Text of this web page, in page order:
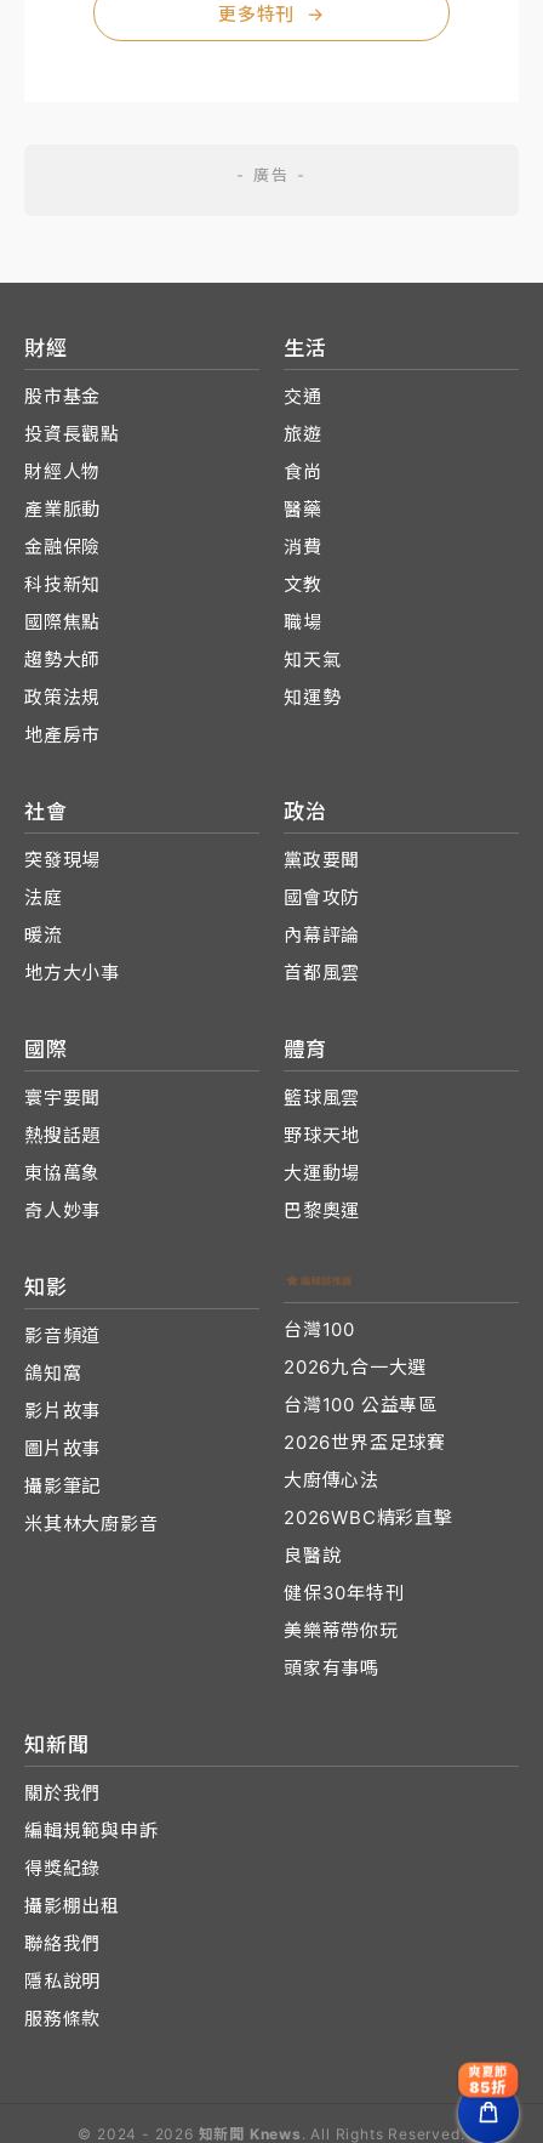
更多特刊 →
財經
股市基金
投資長觀點
財經人物
產業脈動
金融保險
科技新知
國際焦點
趨勢大師
政策法規
地產房市
生活
交通
旅遊
食尚
醫藥
消費
文教
職場
知天氣
知運勢
社會
突發現場
法庭
暖流
地方大小事
政治
黨政要聞
國會攻防
內幕評論
首都風雲
國際
寰宇要聞
熱搜話題
東協萬象
奇人妙事
體育
籃球風雲
野球天地
大運動場
巴黎奧運
知影
影音頻道
鴿知窩
影片故事
圖片故事
攝影筆記
米其林大廚影音
台灣100
2026九合一大選
台灣100 公益專區
2026世界盃足球賽
大廚傳心法
2026WBC精彩直擊
良醫說
健保30年特刊
美樂蒂帶你玩
頭家有事嗎
知新聞
關於我們
編輯規範與申訴
得獎紀錄
攝影棚出租
聯絡我們
隱私說明
服務條款
© 2024 - 2026 知新聞 Knews . All Rights Reserved.
爽夏節
85折